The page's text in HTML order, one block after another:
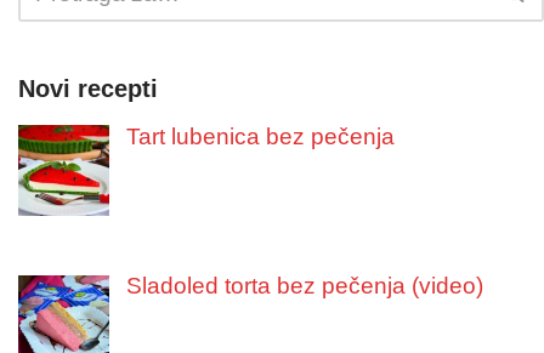
Novi recepti
Tart lubenica bez pečenja
Sladoled torta bez pečenja (video)